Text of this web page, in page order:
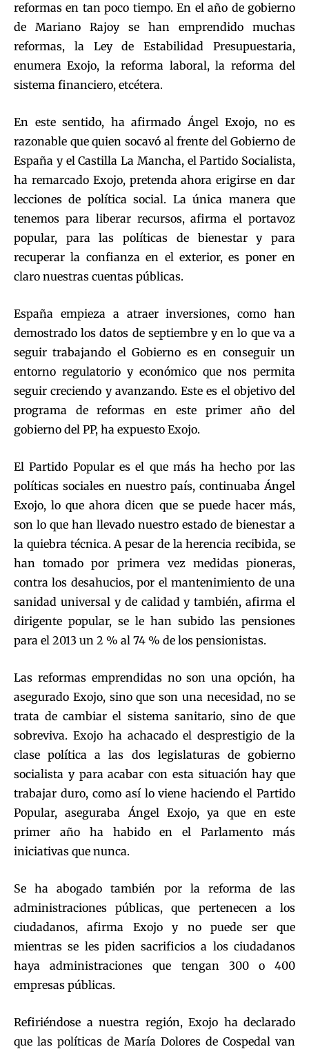
reformas en tan poco tiempo. En el año de gobierno
de Mariano Rajoy se han emprendido muchas
reformas, la Ley de Estabilidad Presupuestaria,
enumera Exojo, la reforma laboral, la reforma del
sistema financiero, etcétera.
En este sentido, ha afirmado Ángel Exojo, no es
razonable que quien socavó al frente del Gobierno de
España y el Castilla La Mancha, el Partido Socialista,
ha remarcado Exojo, pretenda ahora erigirse en dar
lecciones de política social. La única manera que
tenemos para liberar recursos, afirma el portavoz
popular, para las políticas de bienestar y para
recuperar la confianza en el exterior, es poner en
claro nuestras cuentas públicas.
España empieza a atraer inversiones, como han
demostrado los datos de septiembre y en lo que va a
seguir trabajando el Gobierno es en conseguir un
entorno regulatorio y económico que nos permita
seguir creciendo y avanzando. Este es el objetivo del
programa de reformas en este primer año del
gobierno del PP, ha expuesto Exojo.
El Partido Popular es el que más ha hecho por las
políticas sociales en nuestro país, continuaba Ángel
Exojo, lo que ahora dicen que se puede hacer más,
son lo que han llevado nuestro estado de bienestar a
la quiebra técnica. A pesar de la herencia recibida, se
han tomado por primera vez medidas pioneras,
contra los desahucios, por el mantenimiento de una
sanidad universal y de calidad y también, afirma el
dirigente popular, se le han subido las pensiones
para el 2013 un 2 % al 74 % de los pensionistas.
Las reformas emprendidas no son una opción, ha
asegurado Exojo, sino que son una necesidad, no se
trata de cambiar el sistema sanitario, sino de que
sobreviva. Exojo ha achacado el desprestigio de la
clase política a las dos legislaturas de gobierno
socialista y para acabar con esta situación hay que
trabajar duro, como así lo viene haciendo el Partido
Popular, aseguraba Ángel Exojo, ya que en este
primer año ha habido en el Parlamento más
iniciativas que nunca.
Se ha abogado también por la reforma de las
administraciones públicas, que pertenecen a los
ciudadanos, afirma Exojo y no puede ser que
mientras se les piden sacrificios a los ciudadanos
haya administraciones que tengan 300 o 400
empresas públicas.
Refiriéndose a nuestra región, Exojo ha declarado
que las políticas de María Dolores de Cospedal van